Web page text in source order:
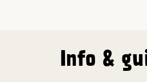
Info &